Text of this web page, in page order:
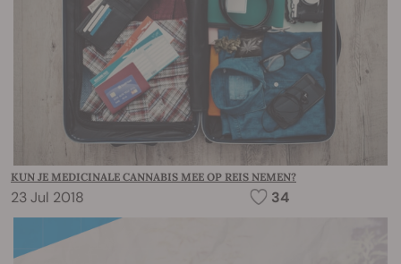
KUN JE MEDICINALE CANNABIS MEE OP REIS NEMEN?
23 Jul 2018 34